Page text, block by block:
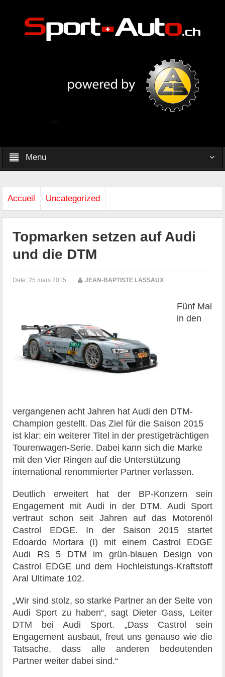
Menu
Accueil Uncategorized
Topmarken setzen auf Audi
und die DTM
Date: 25 mars 2015 | JEAN-BAPTISTE LASSAUX
Fünf Mal
in den
vergangenen acht Jahren hat Audi den DTM-
Champion gestellt. Das Ziel für die Saison 2015
ist klar: ein weiterer Titel in der prestigeträchtigen
Tourenwagen-Serie. Dabei kann sich die Marke
mit den Vier Ringen auf die Unterstützung
international renommierter Partner verlassen.
Deutlich erweitert hat der BP-Konzern sein
Engagement mit Audi in der DTM. Audi Sport
vertraut schon seit Jahren auf das Motorenöl
Castrol EDGE. In der Saison 2015 startet
Edoardo Mortara (I) mit einem Castrol EDGE
Audi RS 5 DTM im grün-blauen Design von
Castrol EDGE und dem Hochleistungs-Kraftstoff
Aral Ultimate 102.
„Wir sind stolz, so starke Partner an der Seite von
Audi Sport zu haben“, sagt Dieter Gass, Leiter
DTM bei Audi Sport. „Dass Castrol sein
Engagement ausbaut, freut uns genauso wie die
Tatsache, dass alle anderen bedeutenden
Partner weiter dabei sind.“